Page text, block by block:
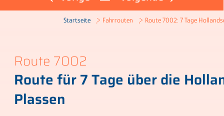
Startseite Fahrrouten Route 7002: 7 Tage
Route 7002
Route für 7 Tage über die
Plassen